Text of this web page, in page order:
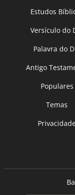
Estudos
Versículo do
Palavra do
Antigo
Populares
Temas